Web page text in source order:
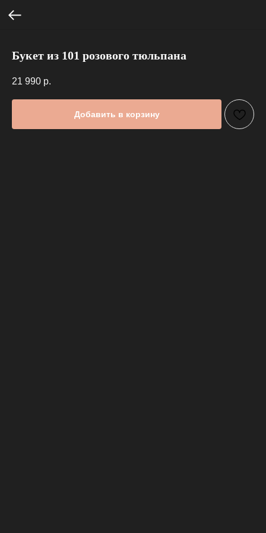
Букет из 101 розового тюльпана
21 990 р.
Добавить в корзину